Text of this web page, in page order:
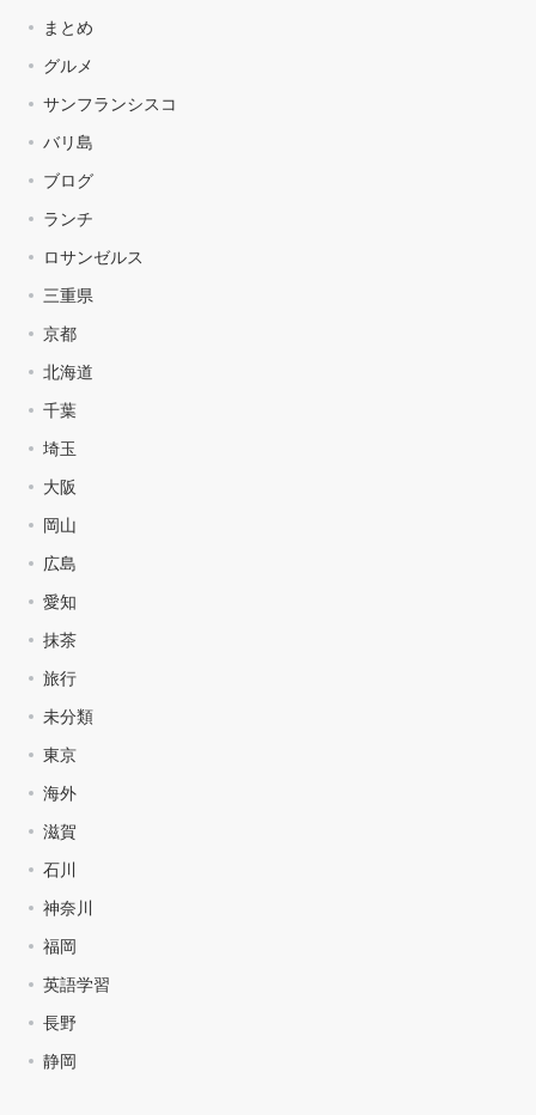
まとめ
グルメ
サンフランシスコ
バリ島
ブログ
ランチ
ロサンゼルス
三重県
京都
北海道
千葉
埼玉
大阪
岡山
広島
愛知
抹茶
旅行
未分類
東京
海外
滋賀
石川
神奈川
福岡
英語学習
長野
静岡